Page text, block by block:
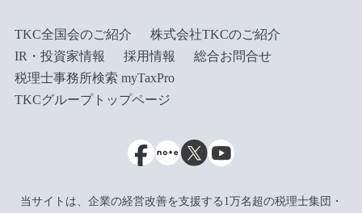
TKC全国会のご紹介
株式会社TKCのご紹介
IR・投資家情報
採用情報
総合お問合せ
税理士事務所検索 myTaxPro
TKCグループトップページ
当サイトは、企業の経営改善を支援する1万名超の税理士集団・